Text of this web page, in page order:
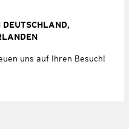
uns auf Ihren Besuch!